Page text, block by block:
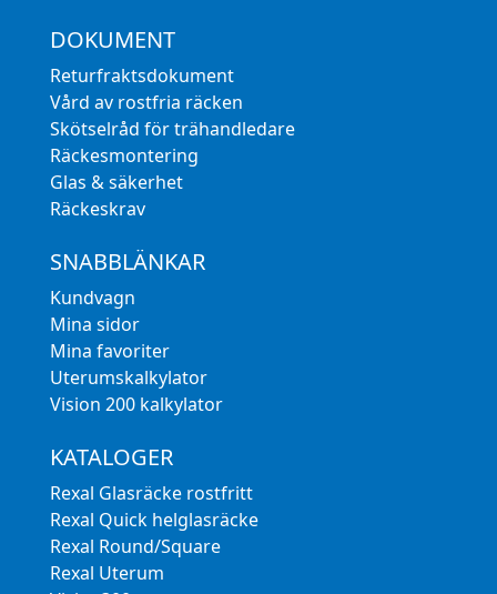
DOKUMENT
Returfraktsdokument
Vård av rostfria räcken
Skötselråd för trähandledare
Räckesmontering
Glas & säkerhet
Räckeskrav
SNABBLÄNKAR
Kundvagn
Mina sidor
Mina favoriter
Uterumskalkylator
Vision 200 kalkylator
KATALOGER
Rexal Glasräcke rostfritt
Rexal Quick helglasräcke
Rexal Round/Square
Rexal Uterum